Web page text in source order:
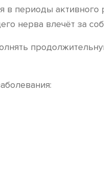
в периоды
нерва влечёт за